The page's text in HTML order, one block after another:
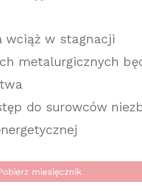
wciąż w stagnacji
metalurgicznych
do surowców
miesięcznik